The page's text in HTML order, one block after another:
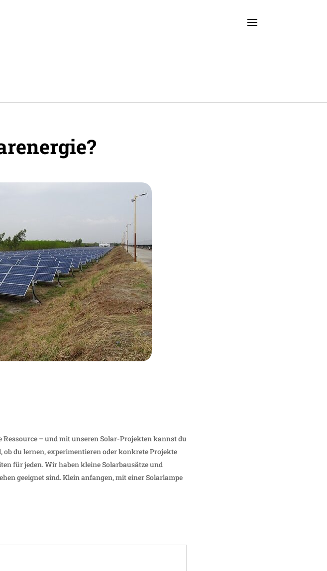
– und mit unseren Solar-Projekten kannst du
du lernen, expe­ri­men­tieren oder konkrete Projekte
für jeden. Wir haben kleine Solar­bau­sätze und
geeignet sind. Klein anfangen, mit einer Solar­lampe